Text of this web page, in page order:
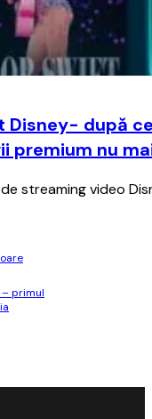
Disney- după
premium nu
streaming video
– primul